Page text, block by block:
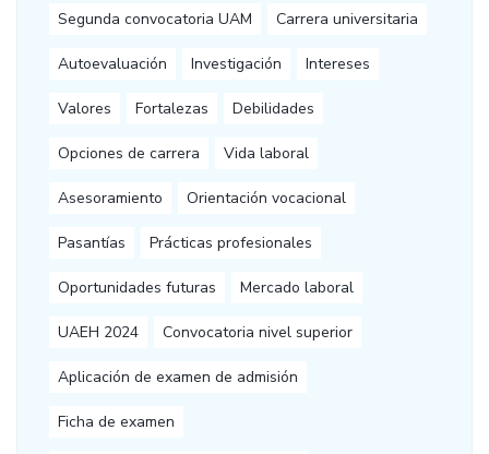
Segunda convocatoria UAM Carrera universitaria
Autoevaluación Investigación Intereses
Valores Fortalezas Debilidades
Opciones de carrera Vida laboral
Asesoramiento Orientación vocacional
Pasantías Prácticas profesionales
Oportunidades futuras Mercado laboral
UAEH 2024 Convocatoria nivel superior
Aplicación de examen de admisión
Ficha de examen